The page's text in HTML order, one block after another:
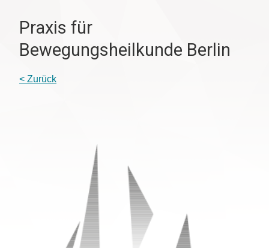
Praxis für
Bewegungsheilkunde Berlin
< Zurück